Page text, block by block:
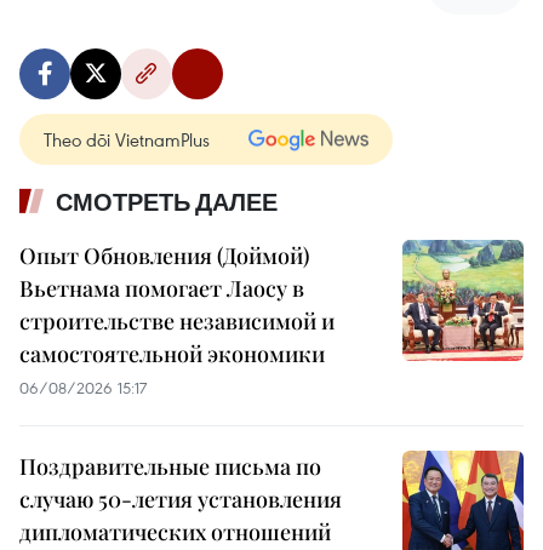
Theo dõi VietnamPlus
СМОТРЕТЬ ДАЛЕЕ
Опыт Обновления (Доймой)
Вьетнама помогает Лаосу в
строительстве независимой и
самостоятельной экономики
06/08/2026 15:17
Поздравительные письма по
случаю 50-летия установления
дипломатических отношений